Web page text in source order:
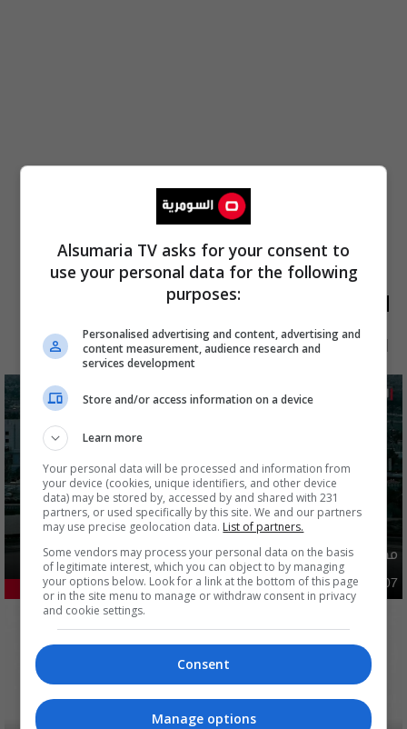
الأكثر قراءة
الآن 48 ساعة 7 أيام شهر
مصدر يوضح ما حصل في بغداد ليلة امس وفجر اليوم
أمن 49.12% 03:02 | 2026-08-07
Alsumaria TV asks for your consent to
use your personal data for the following
purposes:
Personalised advertising and content, advertising and
content measurement, audience research and
services development
Store and/or access information on a device
Learn more
Your personal data will be processed and information from
your device (cookies, unique identifiers, and other device
data) may be stored by, accessed by and shared with 231
partners, or used specifically by this site. We and our partners
may use precise geolocation data. List of partners.
Some vendors may process your personal data on the basis
of legitimate interest, which you can object to by managing
your options below. Look for a link at the bottom of this page
or in the site menu to manage or withdraw consent in privacy
and cookie settings.
Consent
Manage options